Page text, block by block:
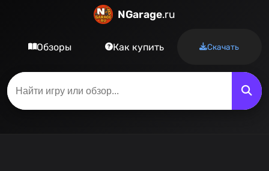
NGarage.ru
Обзоры Как купить Скачать